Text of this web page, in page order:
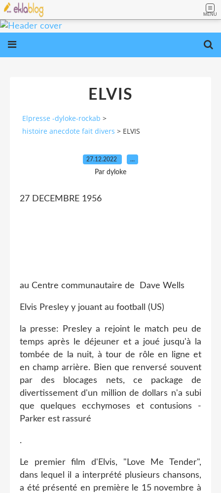
MENU
ELVIS
Elpresse -dyloke-rockab >
histoire anecdote fait divers > ELVIS
27.12.2022 …
Par dyloke
27 DECEMBRE 1956
au Centre communautaire de Dave Wells
Elvis Presley y jouant au football (US)
la presse: Presley a rejoint le match peu de
temps après le déjeuner et a joué jusqu'à la
tombée de la nuit, à tour de rôle en ligne et
en champ arrière. Bien que renversé souvent
par des blocages nets, ce package de
divertissement d'un million de dollars n'a subi
que quelques ecchymoses et contusions -
Parker est rassuré
.
Le premier film d'Elvis, "Love Me Tender",
dans lequel il a interprété plusieurs chansons,
a été présenté en première le 15 novembre à